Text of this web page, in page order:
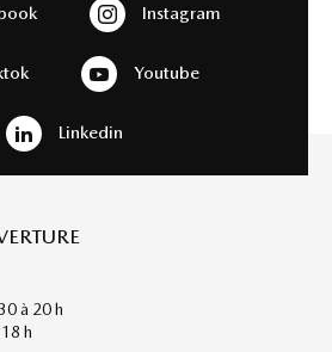
Instagram
Youtube
Linkedin
à 20 h
h